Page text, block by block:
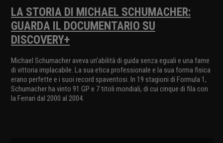
LA STORIA DI MICHAEL SCHUMACHER:
GUARDA IL DOCUMENTARIO SU
DISCOVERY+
Michael Schumacher aveva un’abilità di guida senza eguali e una fame
di vittoria implacabile. La sua etica professionale e la sua forma fisica
erano perfette e i suoi record spaventosi. In 19 stagioni di Formula 1,
Schumacher ha vinto 91 GP e 7 titoli mondiali, di cui cinque di fila con
la Ferrari dal 2000 al 2004.